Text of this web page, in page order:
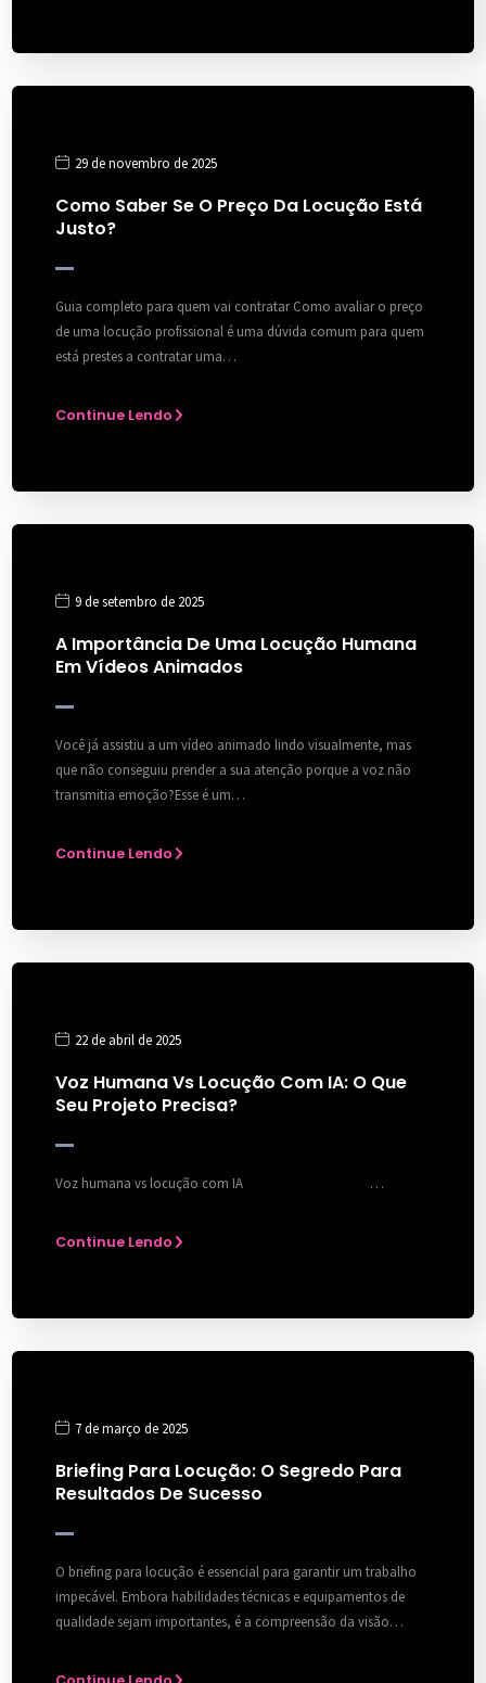
29 de novembro de 2025
Como Saber Se O Preço Da Locução Está
Justo?
Guia completo para quem vai contratar Como avaliar o preço
de uma locução profissional é uma dúvida comum para quem
está prestes a contratar uma…
Continue Lendo
9 de setembro de 2025
A Importância De Uma Locução Humana
Em Vídeos Animados
Você já assistiu a um vídeo animado lindo visualmente, mas
que não conseguiu prender a sua atenção porque a voz não
transmitia emoção?Esse é um…
Continue Lendo
22 de abril de 2025
Voz Humana Vs Locução Com IA: O Que
Seu Projeto Precisa?
Voz humana vs locução com IA …
Continue Lendo
7 de março de 2025
Briefing Para Locução: O Segredo Para
Resultados De Sucesso
O briefing para locução é essencial para garantir um trabalho
impecável. Embora habilidades técnicas e equipamentos de
qualidade sejam importantes, é a compreensão da visão…